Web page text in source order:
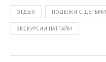
ОТДЫХ ПОДЕЛКИ С ДЕТЬМИ
ЭКСКУРСИИ ПАТТАЙИ